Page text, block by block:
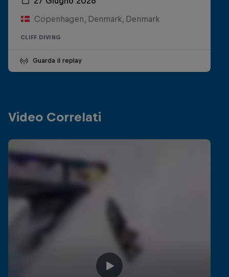
Copenhagen, Denmark, Denmark
CLIFF DIVING
Guarda il replay
Video Correlati